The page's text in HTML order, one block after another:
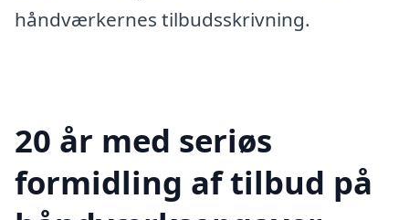
håndværkernes tilbudsskrivning.
20 år med seriøs
formidling af tilbud på